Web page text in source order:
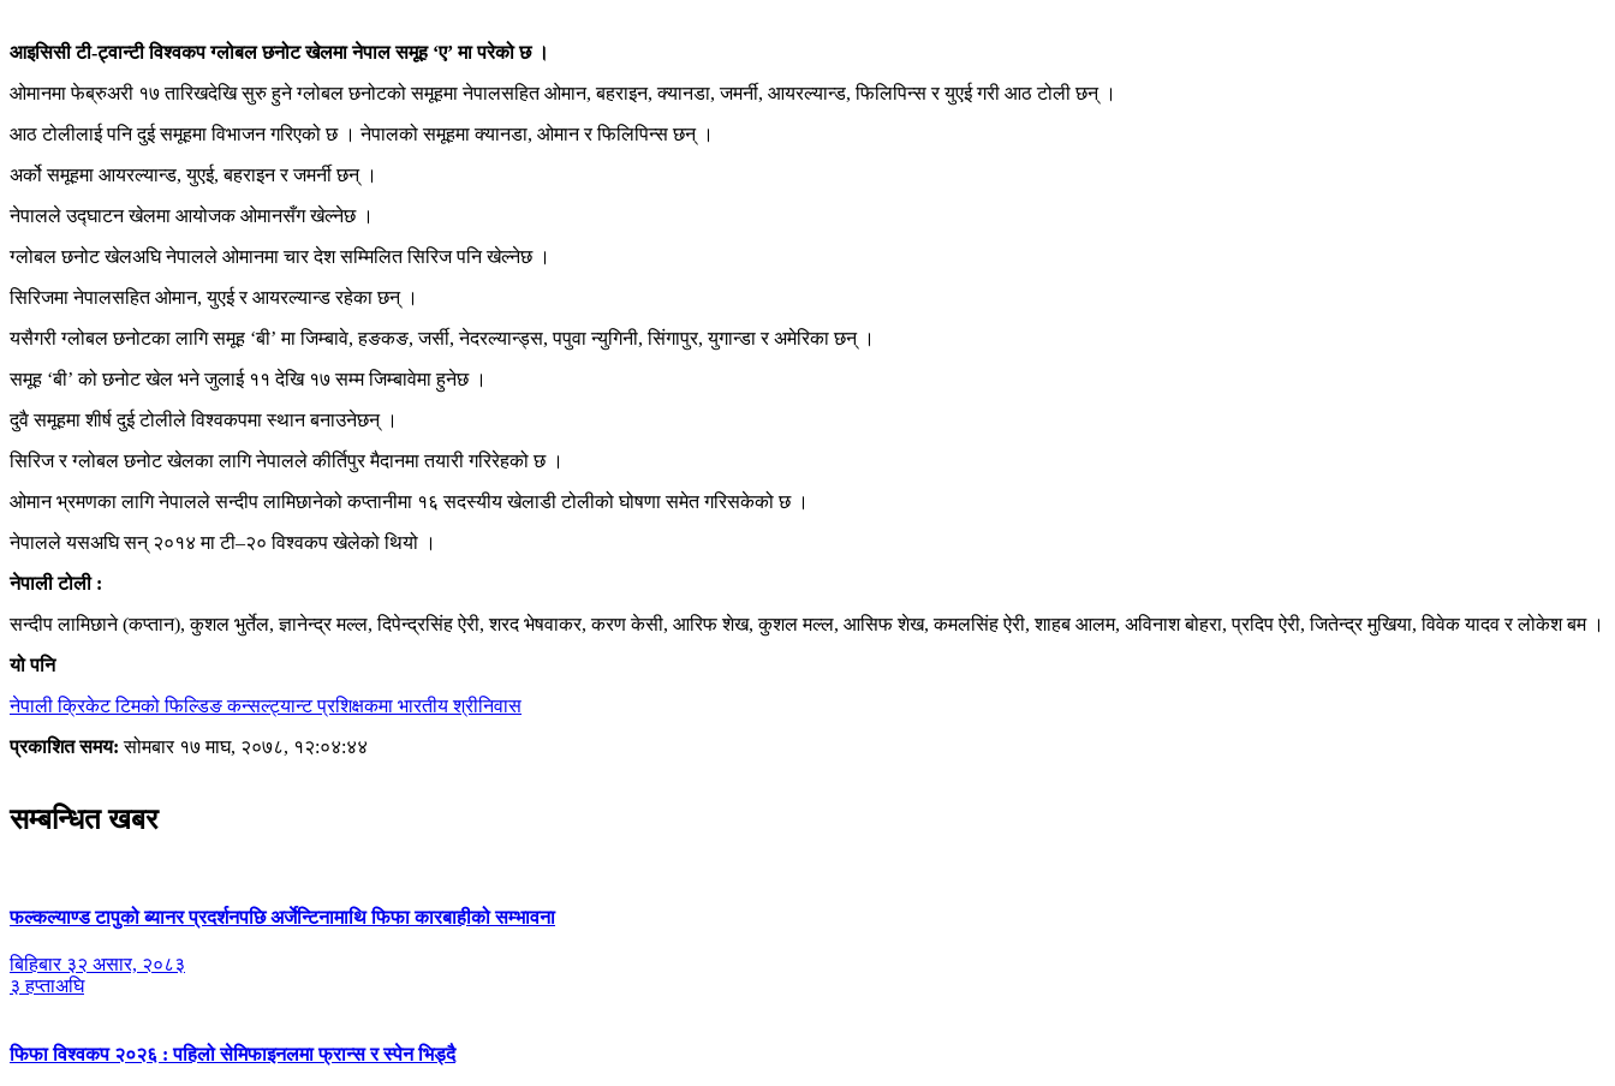
आइसिसी टी-ट्वान्टी विश्वकप ग्लोबल छनोट खेलमा नेपाल समूह ‘ए’ मा परेको छ ।
ओमानमा फेब्रुअरी १७ तारिखदेखि सुरु हुने ग्लोबल छनोटको समूहमा नेपालसहित ओमान, बहराइन, क्यानडा, जमर्नी, आयरल्यान्ड, फिलिपिन्स र युएई गरी आठ टोली छन् ।
आठ टोलीलाई पनि दुई समूहमा विभाजन गरिएको छ । नेपालको समूहमा क्यानडा, ओमान र फिलिपिन्स छन् ।
अर्को समूहमा आयरल्यान्ड, युएई, बहराइन र जमर्नी छन् ।
नेपालले उद्घाटन खेलमा आयोजक ओमानसँग खेल्नेछ ।
ग्लोबल छनोट खेलअघि नेपालले ओमानमा चार देश सम्मिलित सिरिज पनि खेल्नेछ ।
सिरिजमा नेपालसहित ओमान, युएई र आयरल्यान्ड रहेका छन् ।
यसैगरी ग्लोबल छनोटका लागि समूह ‘बी’ मा जिम्बावे, हङकङ, जर्सी, नेदरल्यान्ड्स, पपुवा न्युगिनी, सिंगापुर, युगान्डा र अमेरिका छन् ।
समूह ‘बी’ को छनोट खेल भने जुलाई ११ देखि १७ सम्म जिम्बावेमा हुनेछ ।
दुवै समूहमा शीर्ष दुई टोलीले विश्वकपमा स्थान बनाउनेछन् ।
सिरिज र ग्लोबल छनोट खेलका लागि नेपालले कीर्तिपुर मैदानमा तयारी गरिरेहको छ ।
ओमान भ्रमणका लागि नेपालले सन्दीप लामिछानेको कप्तानीमा १६ सदस्यीय खेलाडी टोलीको घोषणा समेत गरिसकेको छ ।
नेपालले यसअघि सन् २०१४ मा टी–२० विश्वकप खेलेको थियो ।
नेपाली टोली :
सन्दीप लामिछाने (कप्तान), कुशल भुर्तेल, ज्ञानेन्द्र मल्ल, दिपेन्द्रसिंह ऐरी, शरद भेषवाकर, करण केसी, आरिफ शेख, कुशल मल्ल, आसिफ शेख, कमलसिंह ऐरी, शाहब आलम, अविनाश बोहरा, प्रदिप ऐरी, जितेन्द्र मुखिया, विवेक यादव र लोकेश बम ।
यो पनि
नेपाली क्रिकेट टिमको फिल्डिङ कन्सल्ट्यान्ट प्रशिक्षकमा भारतीय श्रीनिवास
प्रकाशित समय: सोमबार १७ माघ, २०७८, १२:०४:४४
सम्बन्धित खबर
फल्कल्याण्ड टापुको ब्यानर प्रदर्शनपछि अर्जेन्टिनामाथि फिफा कारबाहीको सम्भावना
बिहिबार ३२ असार, २०८३
३ हप्ताअघि
फिफा विश्वकप २०२६ : पहिलो सेमिफाइनलमा फ्रान्स र स्पेन भिड्दै